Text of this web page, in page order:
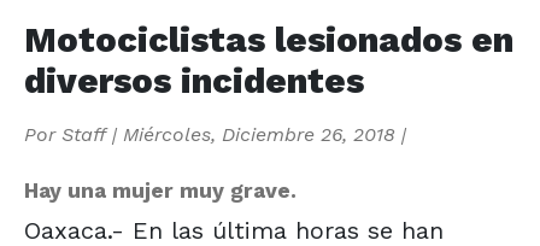
Motociclistas lesionados en
diversos incidentes
Por Staff| Miércoles, Diciembre 26, 2018 |
Hay una mujer muy grave.
Oaxaca.- En las última horas se han